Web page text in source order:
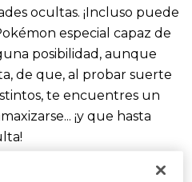
ocultas. ¡Incluso puede
especial capaz de
posibilidad, aunque
de que, al probar suerte
te encuentres un
¡y que hasta